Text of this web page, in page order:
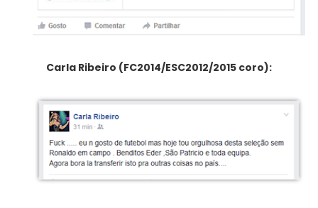
Carla Ribeiro (FC2014/ESC2012/2015 coro):